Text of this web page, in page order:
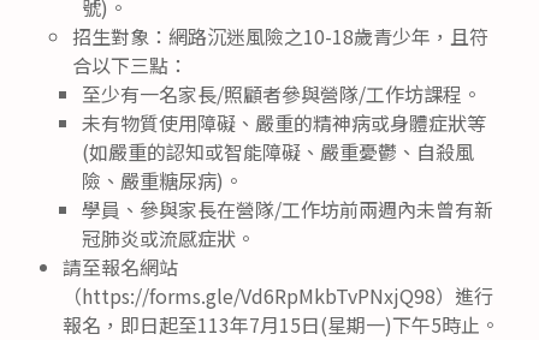
號)。
招生對象：網路沉迷風險之10-18歲青少年，且符
合以下三點：
至少有一名家長/照顧者參與營隊/工作坊課程。
未有物質使用障礙、嚴重的精神病或身體症狀等
(如嚴重的認知或智能障礙、嚴重憂鬱、自殺風
險、嚴重糖尿病)。
學員、參與家長在營隊/工作坊前兩週內未曾有新
冠肺炎或流感症狀。
請至報名網站
（https://forms.gle/Vd6RpMkbTvPNxjQ98）進行
報名，即日起至113年7月15日(星期一)下午5時止。